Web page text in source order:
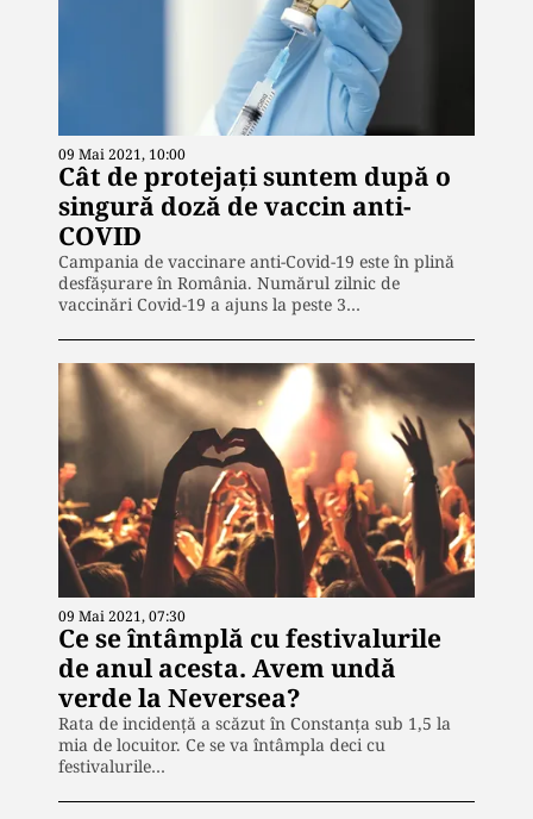
09 Mai 2021, 10:00
Cât de protejați suntem după o
singură doză de vaccin anti-
COVID
Campania de vaccinare anti-Covid-19 este în plină
desfășurare în România. Numărul zilnic de
vaccinări Covid-19 a ajuns la peste 3…
09 Mai 2021, 07:30
Ce se întâmplă cu festivalurile
de anul acesta. Avem undă
verde la Neversea?
Rata de incidență a scăzut în Constanța sub 1,5 la
mia de locuitor. Ce se va întâmpla deci cu
festivalurile…